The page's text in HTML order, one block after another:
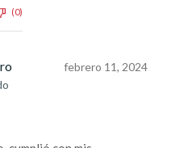
(0)
febrero 11, 2024